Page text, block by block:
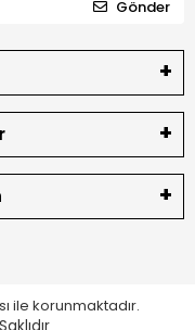
Gönder
ile korunmaktadır.